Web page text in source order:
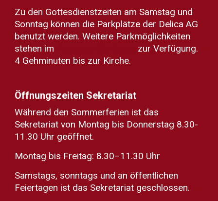
Zu den Gottesdienstzeiten am Samstag und
Sonntag können die Parkplätze der Delica AG
benutzt werden. Weitere Parkmöglichkeiten
stehen im
zur Verfügung.
4 Gehminuten bis zur Kirche.
Öffnungszeiten Sekretariat
Während den Sommerferien ist das
Sekretariat von Montag bis Donnerstag 8.30-
11.30 Uhr geöffnet.
Montag bis Freitag: 8.30–11.30 Uhr
Samstags, sonntags und an öffentlichen
Feiertagen ist das Sekretariat geschlossen.